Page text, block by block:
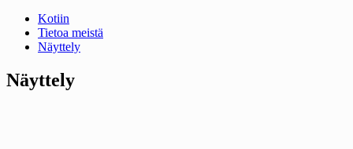
Kotiin
Tietoa meistä
Näyttely
Näyttely